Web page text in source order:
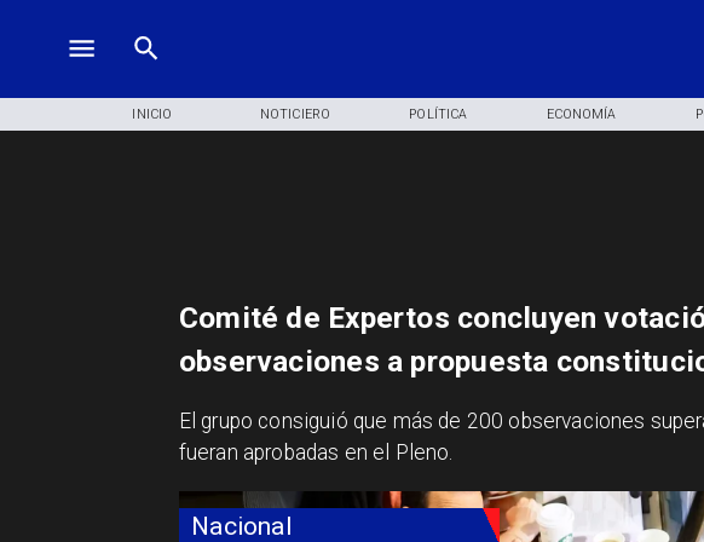
INICIO NOTICIERO POLÍTICA ECONOMÍA
Nacional
Comité de Expertos concluyen
observaciones a propuesta
​El grupo consiguió que más de 200 observaciones
fueran aprobadas en el Pleno.